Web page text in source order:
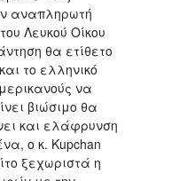
αναπληρωτή
Λευκού Οίκου
θα ετίθετο
το ελληνικό
να
βιώσιμο θα
και ελάφρυνση
ο κ. Kupchan
ξεχωριστά η